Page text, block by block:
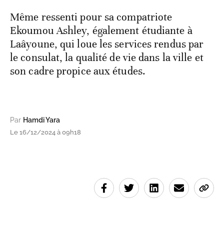
Même ressenti pour sa compatriote
Ekoumou Ashley, également étudiante à
Laâyoune, qui loue les services rendus par
le consulat, la qualité de vie dans la ville et
son cadre propice aux études.
Par Hamdi Yara
Le 16/12/2024 à 09h18